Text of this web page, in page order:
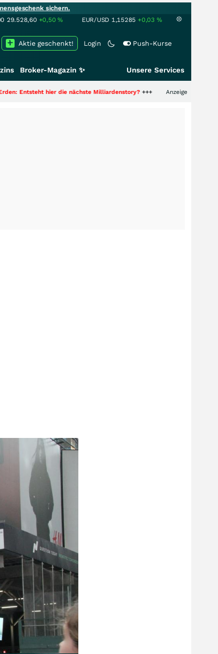
sichern.
29.528,60 +0,50% EUR/USD 1,15285 +0,03 %
Login Push-Kurse
Aktie geschenkt!
Broker-Magazin ✨ Unsere Services
die nächste Milliardenstory?+++ Anzeige